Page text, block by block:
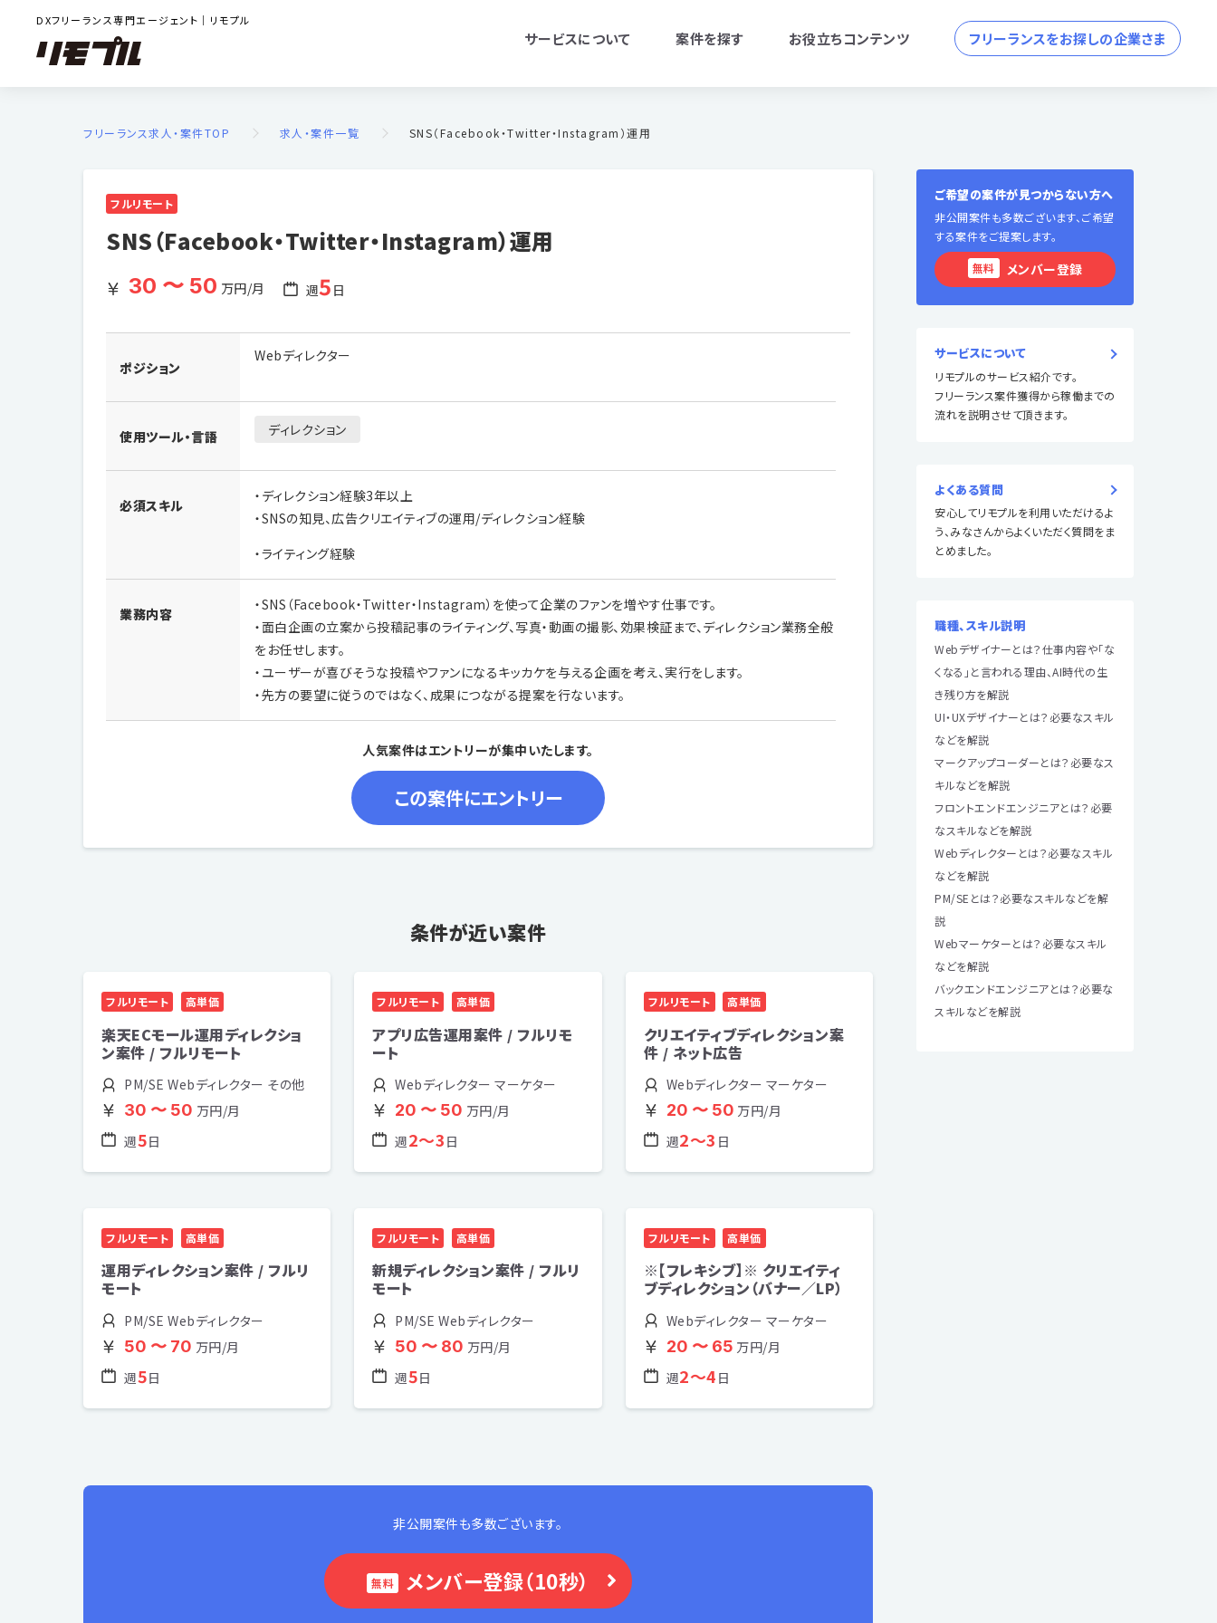
DXフリーランス専門エージェント｜リモプル
サービスについて 案件を探す お役立ちコンテンツ フリーランスをお探しの企業さま
フリーランス求人・案件TOP 求人・案件一覧 SNS（Facebook・Twitter・Instagram）運用
フルリモート
SNS（Facebook・Twitter・Instagram）運用
30 〜 50 万円/月 週5 日
ポジション
Webディレクター
使用ツール・言語 ディレクション
必須スキル
・ディレクション経験3年以上
・SNSの知見、広告クリエイティブの運用/ディレクション経験
・ライティング経験
業務内容
・SNS（Facebook・Twitter・Instagram）を使って企業のファンを増やす仕事です。
・面白企画の立案から投稿記事のライティング、写真・動画の撮影、効果検証まで、ディレクション業務全般
をお任せします。
・ユーザーが喜びそうな投稿やファンになるキッカケを与える企画を考え、実行をします。
・先方の要望に従うのではなく、成果につながる提案を行ないます。
人気案件はエントリーが集中いたします。
条件が近い案件
フルリモート 高単価
楽天ECモール運用ディレクショ
ン案件 / フルリモート
PM/SE Webディレクター その他
30 〜 50 万円/月
週5日
フルリモート 高単価
アプリ広告運用案件 / フルリモ
ート
Webディレクター マーケター
20 〜 50 万円/月
週2〜3 日
フルリモート 高単価
クリエイティブディレクション案
件 / ネット広告
Webディレクター マーケター
20 〜 50 万円/月
週2〜3 日
フルリモート 高単価
運用ディレクション案件 / フルリ
モート
PM/SE Webディレクター
50 〜 70 万円/月
週5日
フルリモート 高単価
新規ディレクション案件 / フルリ
モート
PM/SE Webディレクター
50 〜 80 万円/月
週5日
フルリモート 高単価
※【フレキシブ】※ クリエイティ
ブディレクション（バナー／LP）
Webディレクター マーケター
20 〜 65 万円/月
週2〜4 日
非公開案件も多数ございます。
無料 メンバー登録（10秒）
ご希望の案件が見つからない方へ
非公開案件も多数ございます、ご希望
する案件をご提案します。
無料 メンバー登録
サービスについて
リモプルのサービス紹介です。
フリーランス案件獲得から稼働までの
流れを説明させて頂きます。
よくある質問
安心してリモプルを利用いただけるよ
う、みなさんからよくいただく質問をま
とめました。
職種、スキル説明
Webデザイナーとは？仕事内容や「な
くなる」と言われる理由、AI時代の生
き残り方を解説
UI・UXデザイナーとは？必要なスキル
などを解説
マークアップコーダーとは？必要なス
キルなどを解説
フロントエンドエンジニアとは？必要
なスキルなどを解説
Webディレクターとは？必要なスキル
などを解説
PM/SEとは？必要なスキルなどを解
説
Webマーケターとは？必要なスキル
などを解説
バックエンドエンジニアとは？必要な
スキルなどを解説